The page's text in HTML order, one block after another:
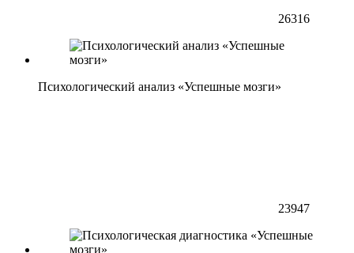
26316
Психологический анализ «Успешные мозги»
23947